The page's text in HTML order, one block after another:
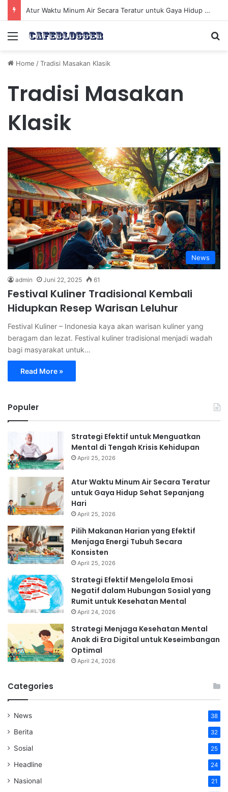
Atur Waktu Minum Air Secara Teratur untuk Gaya Hidup Sehat Sepanjang Hari
Menu
Home /Tradisi Masakan Klasik
Tradisi Masakan
Klasik
News
admin Juni 22, 2025 61
Festival Kuliner Tradisional Kembali
Hidupkan Resep Warisan Leluhur
Festival Kuliner – Indonesia kaya akan warisan kuliner yang
beragam dan lezat. Festival kuliner tradisional menjadi wadah
bagi masyarakat untuk…
Read More »
Populer
Strategi Efektif untuk Menguatkan
Mental di Tengah Krisis Kehidupan
April 25, 2026
Atur Waktu Minum Air Secara Teratur
untuk Gaya Hidup Sehat Sepanjang
Hari
April 25, 2026
Pilih Makanan Harian yang Efektif
Menjaga Energi Tubuh Secara
Konsisten
April 25, 2026
Strategi Efektif Mengelola Emosi
Negatif dalam Hubungan Sosial yang
Rumit untuk Kesehatan Mental
April 24, 2026
Strategi Menjaga Kesehatan Mental
Anak di Era Digital untuk Keseimbangan
Optimal
April 24, 2026
Categories
News 38
Berita 32
Sosial 25
Headline 24
Nasional 21